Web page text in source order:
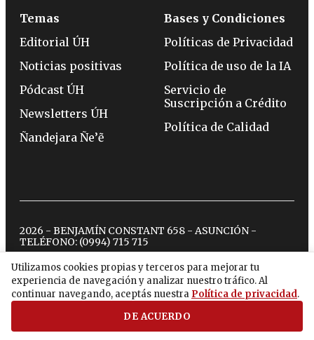
Utilizamos cookies propias y terceros para mejorar tu
experiencia de navegación y analizar nuestro tráfico. Al
continuar navegando, aceptás nuestra Política de privacidad.
DE ACUERDO
Temas
Editorial ÚH
Noticias positivas
Pódcast ÚH
Newsletters ÚH
Ñandejara Ñe’ẽ
Bases y Condiciones
Políticas de Privacidad
Política de uso de la IA
Servicio de
Suscripción a Crédito
Política de Calidad
2026 - BENJAMÍN CONSTANT 658 - ASUNCIÓN -
TELÉFONO: (0994) 715 715
twitterinstagram
facebook
tiktokyoutubespotify